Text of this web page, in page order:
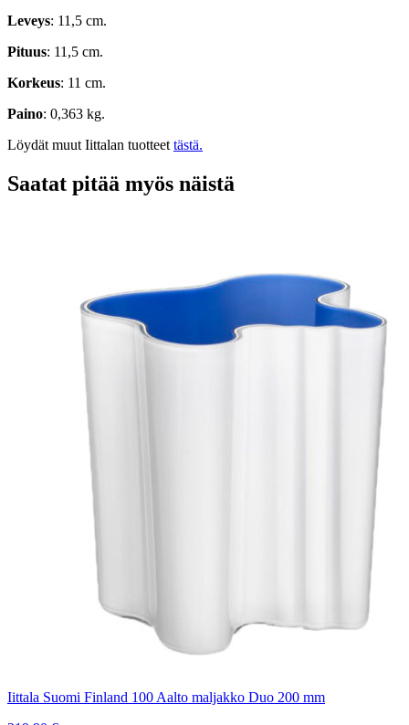
Leveys: 11,5 cm.
Pituus: 11,5 cm.
Korkeus: 11 cm.
Paino: 0,363 kg.
Löydät muut Iittalan tuotteet tästä.
Saatat pitää myös näistä
Iittala Suomi Finland 100 Aalto maljakko Duo 200 mm